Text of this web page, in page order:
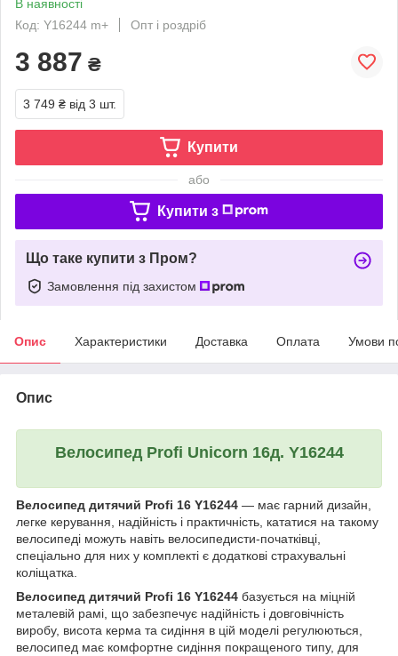
В наявності
Код: Y16244 m+
Опт і роздріб
3 887 ₴
3 749 ₴ від 3 шт.
Купити
або
Купити з
Що таке купити з Пром?
Замовлення під захистом
Опис Характеристики Доставка Оплата Умови
Опис
Велосипед Profi Unicorn 16д. Y16244
Велосипед дитячий Profi 16 Y16244 — має гарний дизайн,
легке керування, надійність і практичність, кататися на такому
велосипеді можуть навіть велосипедисти-початківці,
спеціально для них у комплекті є додаткові страхувальні
коліщатка.
Велосипед дитячий Profi 16 Y16244 базується на міцній
металевій рамі, що забезпечує надійність і довговічність
виробу, висота керма та сидіння в цій моделі регулюються,
велосипед має комфортне сидіння покращеного типу, для